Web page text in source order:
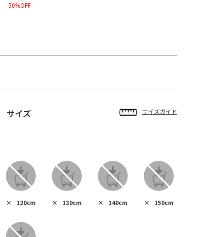
50%OFF
サイズ サイズガイド
× 120cm × 130cm × 140cm × 150cm